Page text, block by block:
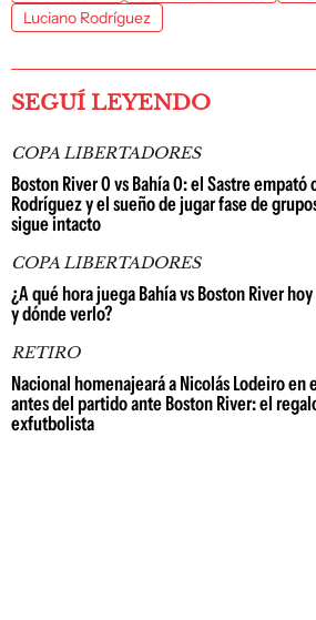
Luciano Rodríguez
SEGUÍ LEYENDO
COPA LIBERTADORES
Boston River 0 vs Bahía 0: el Sastre
Rodríguez y el sueño de jugar fase de
sigue intacto
COPA LIBERTADORES
¿A qué hora juega Bahía vs Boston River
y dónde verlo?
RETIRO
Nacional homenajeará a Nicolás Lodeiro en
antes del partido ante Boston River: el
exfutbolista